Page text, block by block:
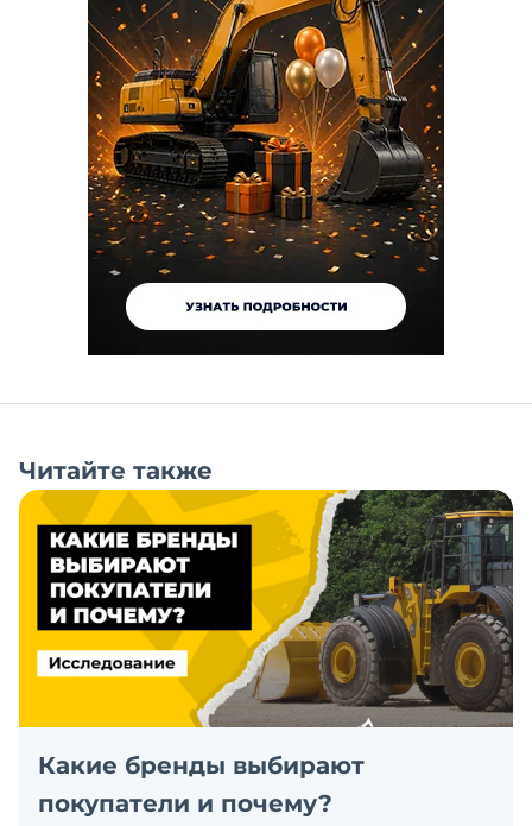
Читайте также
Какие бренды выбирают
покупатели и почему?